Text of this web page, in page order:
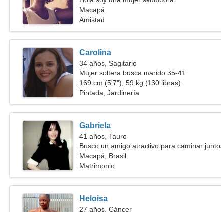
Macapá
Amistad
Carolina
34 años, Sagitario
Mujer soltera busca marido 35-41
169 cm (5'7"), 59 kg (130 libras)
Pintada, Jardinería
Gabriela
41 años, Tauro
Busco un amigo atractivo para caminar
Macapá, Brasil
Matrimonio
Heloisa
27 años, Cáncer